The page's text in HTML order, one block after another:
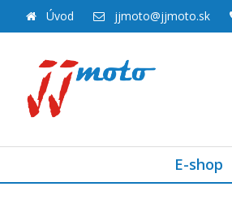
Úvod jjmoto@jjmoto.sk
E-shop